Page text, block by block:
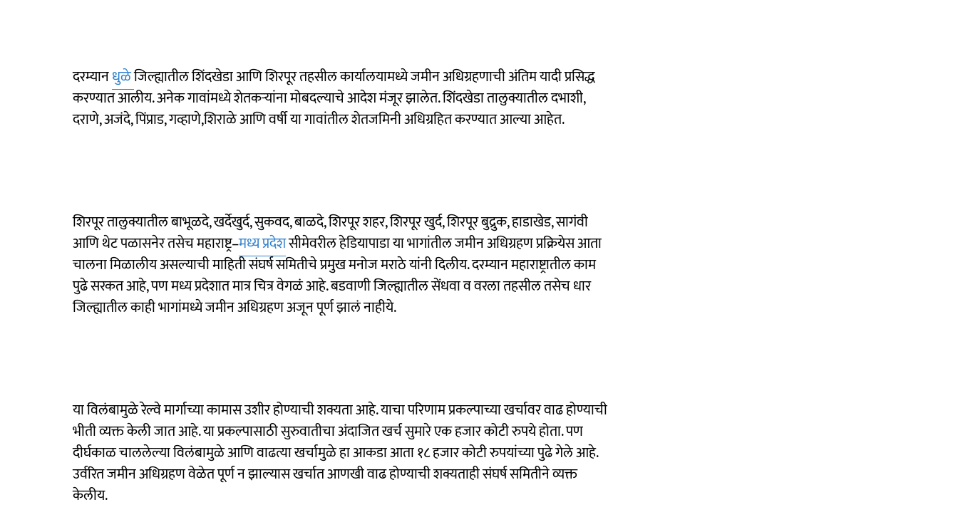
दरम्यानधुळेजिल्ह्यातील शिंदखेडा आणि शिरपूर तहसील कार्यालयामध्ये जमीन अधिग्रहणाची अंतिम यादी प्रसिद्ध
करण्यात आलीय. अनेक गावांमध्ये शेतकऱ्यांना मोबदल्याचे आदेश मंजूर झालेत. शिंदखेडा तालुक्यातील दभाशी,
दराणे, अजंदे, पिंप्राड, गव्हाणे,शिराळे आणि वर्षी या गावांतील शेतजमिनी अधिग्रहित करण्यात आल्या आहेत.
शिरपूर तालुक्यातील बाभूळदे, खर्देखुर्द, सुकवद, बाळदे, शिरपूर शहर, शिरपूर खुर्द, शिरपूर बुद्रुक, हाडाखेड, सागंवी
आणि थेट पळासनेर तसेच महाराष्ट्र–मध्य प्रदेशसीमेवरील हेडियापाडा या भागांतील जमीन अधिग्रहण प्रक्रियेस आता
चालना मिळालीय असल्याची माहिती संघर्ष समितीचे प्रमुख मनोज मराठे यांनी दिलीय. दरम्यान महाराष्ट्रातील काम
पुढे सरकत आहे, पण मध्य प्रदेशात मात्र चित्र वेगळं आहे. बडवाणी जिल्ह्यातील सेंधवा व वरला तहसील तसेच धार
जिल्ह्यातील काही भागांमध्ये जमीन अधिग्रहण अजून पूर्ण झालं नाहीये.
या विलंबामुळे रेल्वे मार्गाच्या कामास उशीर होण्याची शक्यता आहे. याचा परिणाम प्रकल्पाच्या खर्चावर वाढ होण्याची
भीती व्यक्त केली जात आहे. या प्रकल्पासाठी सुरुवातीचा अंदाजित खर्च सुमारे एक हजार कोटी रुपये होता. पण
दीर्घकाळ चाललेल्या विलंबामुळे आणि वाढत्या खर्चामुळे हा आकडा आता १८ हजार कोटी रुपयांच्या पुढे गेले आहे.
उर्वरित जमीन अधिग्रहण वेळेत पूर्ण न झाल्यास खर्चात आणखी वाढ होण्याची शक्यताही संघर्ष समितीने व्यक्त
केलीय.